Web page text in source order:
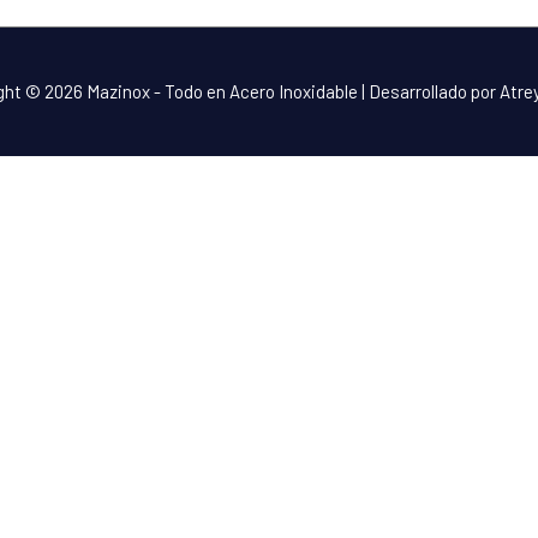
© 2026 Mazinox - Todo en Acero Inoxidable | Desarrollado por